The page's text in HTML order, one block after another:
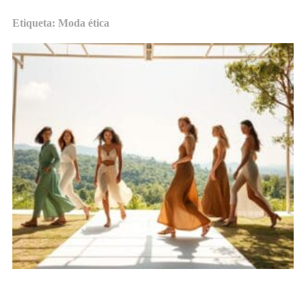
Etiqueta: Moda ética